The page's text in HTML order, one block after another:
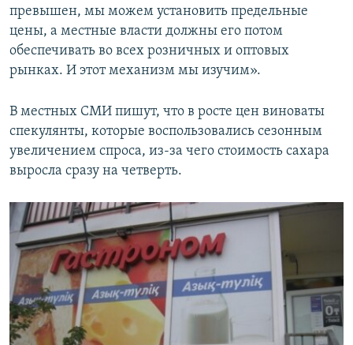
превышен, мы можем установить предельные
цены, а местные власти должны его потом
обеспечивать во всех розничных и оптовых
рынках. И этот механизм мы изучим».
В местных СМИ пишут, что в росте цен виноваты
спекулянты, которые воспользовались сезонным
увеличением спроса, из-за чего стоимость сахара
выросла сразу на четверть.